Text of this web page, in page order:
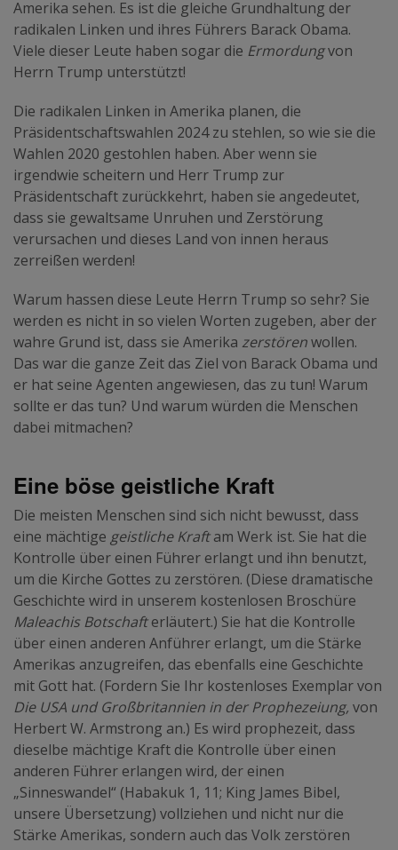
Amerika sehen. Es ist die gleiche Grundhaltung der
radikalen Linken und ihres Führers Barack Obama.
Viele dieser Leute haben sogar die Ermordungvon
Herrn Trump unterstützt!
Die radikalen Linken in Amerika planen, die
Präsidentschaftswahlen 2024 zu stehlen, so wie sie die
Wahlen 2020 gestohlen haben. Aber wenn sie
irgendwie scheitern und Herr Trump zur
Präsidentschaft zurückkehrt, haben sie angedeutet,
dass sie gewaltsame Unruhen und Zerstörung
verursachen und dieses Land von innen heraus
zerreißen werden!
Warum hassen diese Leute Herrn Trump so sehr? Sie
werden es nicht in so vielen Worten zugeben, aber der
wahre Grund ist, dass sie Amerika zerstörenwollen.
Das war die ganze Zeit das Ziel von Barack Obama und
er hat seine Agenten angewiesen, das zu tun! Warum
sollte er das tun? Und warum würden die Menschen
dabei mitmachen?
Eine böse geistliche Kraft
Die meisten Menschen sind sich nicht bewusst, dass
eine mächtige geistliche Kraftam Werk ist. Sie hat die
Kontrolle über einen Führer erlangt und ihn benutzt,
um die Kirche Gottes zu zerstören. (Diese dramatische
Geschichte wird in unserem kostenlosen Broschüre
Maleachis Botschafterläutert.) Sie hat die Kontrolle
über einen anderen Anführer erlangt, um die Stärke
Amerikas anzugreifen, das ebenfalls eine Geschichte
mit Gott hat. (Fordern Sie Ihr kostenloses Exemplar von
Die USA und Großbritannien in der Prophezeiung, von
Herbert W. Armstrong an.) Es wird prophezeit, dass
dieselbe mächtige Kraft die Kontrolle über einen
anderen Führer erlangen wird, der einen
„Sinneswandel“ (Habakuk 1, 11; King James Bibel,
unsere Übersetzung) vollziehen und nicht nur die
Stärke Amerikas, sondern auch das Volk zerstören